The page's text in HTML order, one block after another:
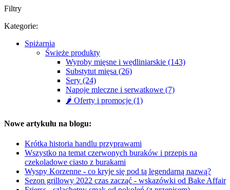
Filtry
Kategorie:
Spiżarnia
Świeże produkty
Wyroby mięsne i wędliniarskie (143)
Substytut mięsa (26)
Sery (24)
Napoje mleczne i serwatkowe (7)
🌶️ Oferty i promocje (1)
Nowe artykułu na blogu:
Krótka historia handlu przyprawami
Wszystko na temat czerwonych buraków i przepis na
czekoladowe ciasto z burakami
Wyspy Korzenne - co kryje się pod tą legendarną nazwą?
Sezon grillowy 2022 czas zacząć - wskazówki od Bake Affair